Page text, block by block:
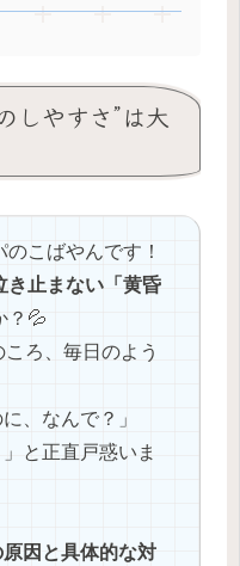
しやすさ”は大
こばやんです！
き止まない「黄昏
？💦
ろ、毎日のよう
、なんで？」
と正直戸惑いま
因と具体的な対